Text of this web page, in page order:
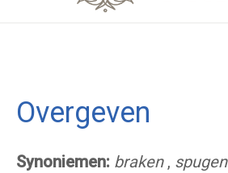
Overgeven
Synoniemen: braken, spugen